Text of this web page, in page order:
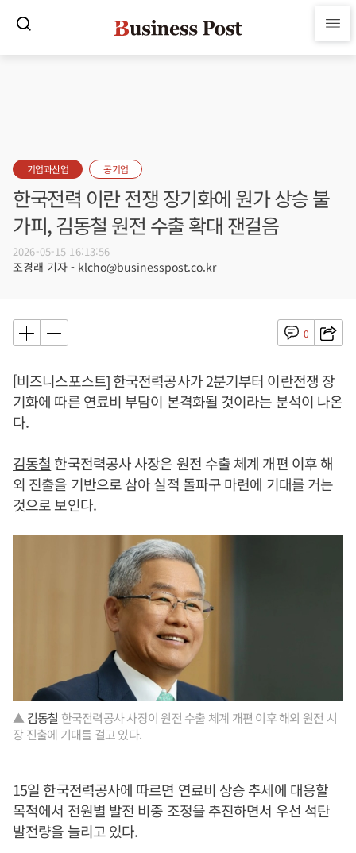
기업과산업 공기업
한국전력 이란 전쟁 장기화에 원가 상승 불
가피, 김동철 원전 수출 확대 잰걸음
2026-05-15 16:13:56
조경래 기자 - klcho@businesspost.co.kr
0
[비즈니스포스트] 한국전력공사가 2분기부터 이란전쟁 장
기화에 따른 연료비 부담이 본격화될 것이라는 분석이 나온
다.
김동철 한국전력공사 사장은 원전 수출 체계 개편 이후 해
외 진출을 기반으로 삼아 실적 돌파구 마련에 기대를 거는
것으로 보인다.
▲ 김동철 한국전력공사 사장이 원전 수출 체계 개편 이후 해외 원전 시
장 진출에 기대를 걸고 있다.
15일 한국전력공사에 따르면 연료비 상승 추세에 대응할
목적에서 전원별 발전 비중 조정을 추진하면서 우선 석탄
발전량을 늘리고 있다.